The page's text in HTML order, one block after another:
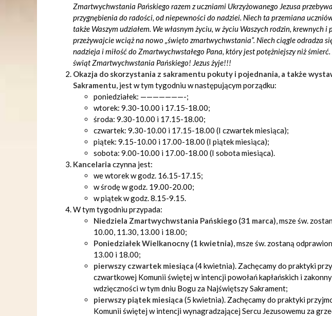
Zmartwychwstania Pańskiego razem z uczniami Ukrzyżowanego Jezusa
przygnębienia do radości, od niepewności do nadziei. Niech ta przemiana
także Waszym udziałem. We własnym życiu, w życiu Waszych rodzin, krewnych i
przeżywajcie wciąż na nowo „święto zmartwychwstania”. Niech ciągle odradza
nadzieja i miłość do Zmartwychwstałego Pana, który jest potężniejszy niż
świąt Zmartwychwstania Pańskiego! Jezus żyje!!!
Okazja do skorzystania z sakramentu pokuty i pojednania, a także
Sakramentu, jest w tym tygodniu w następującym porządku:
poniedziałek: ———————-;
wtorek: 9.30-10.00 i 17.15-18.00;
środa: 9.30-10.00 i 17.15-18.00;
czwartek: 9.30-10.00 i 17.15-18.00 (I czwartek miesiąca);
piątek: 9.15-10.00 i 17.00-18.00 (I piątek miesiąca);
sobota: 9.00-10.00 i 17.00-18.00 (I sobota miesiąca).
Kancelaria czynna jest:
we wtorek w godz. 16.15-17.15;
w środę w godz. 19.00-20.00;
w piątek w godz. 8.15-9.15.
W tym tygodniu przypada:
Niedziela Zmartwychwstania Pańskiego (31 marca), msze św.
10.00, 11.30, 13.00 i 18.00;
Poniedziałek Wielkanocny (1 kwietnia), msze św. zostaną
13.00 i 18.00;
pierwszy czwartek miesiąca (4 kwietnia). Zachęcamy do praktyki
czwartkowej Komunii świętej w intencji powołań kapłańskich i
wdzięczności w tym dniu Bogu za Najświętszy Sakrament;
pierwszy piątek miesiąca (5 kwietnia). Zachęcamy do praktyki
Komunii świętej w intencji wynagradzającej Sercu Jezusowemu za